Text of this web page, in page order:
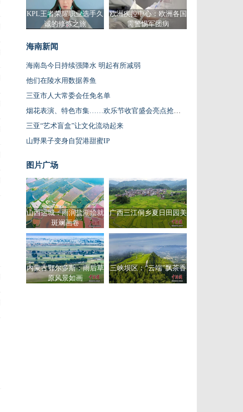
KPL王者荣耀职业选手久
诚的修炼之旅
欧洲疾控中心：欧洲各国
需警惕军团病
海南新闻
海南岛今日持续强降水 明起有所减弱
他们在陵水用数据养鱼
三亚市人大常委会任免名单
烟花表演、特色市集……欢乐节收官盛会亮点抢先看
三亚“艺术盲盒”让文化流动起来
山野果子变身自贸港甜蜜IP
图片广场
山西运城：雨润盐湖绘就
斑斓画卷
广西三江侗乡夏日田园美
内蒙古鄂尔多斯：雨后草
原风景如画
三峡坝区：“云端”飘茶香